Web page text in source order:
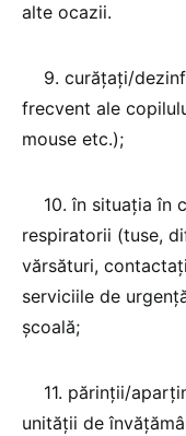
alte ocazii.
9. curăţaţi/
frecvent ale
mouse etc.);
10. în situaţia în
respiratorii (tuse,
vărsături,
serviciile de
şcoală;
11. părinţii/
unităţii de